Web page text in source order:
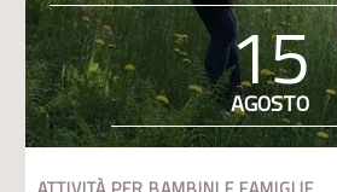
15
AGOSTO